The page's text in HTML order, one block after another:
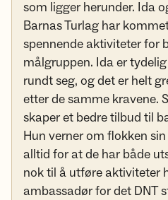
som ligger herunder. Ida
Barnas Turlag har
spennende aktiviteter for
målgruppen. Ida er
rundt seg, og det er helt
etter de samme kravene.
skaper et bedre tilbud til
Hun verner om flokken
alltid for at de har både
nok til å utføre aktiviteter
ambassadør for det DNT